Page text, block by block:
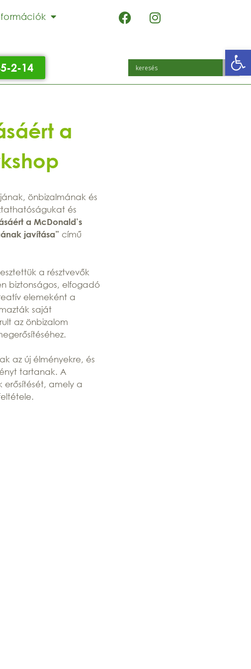
2-14
a
önbizalmának és
és
a McDonald’s
javítása” című
a résztvevők
biztonságos, elfogadó
elemeként a
saját
az önbizalom
az új élményekre, és
tartanak. A
amely a